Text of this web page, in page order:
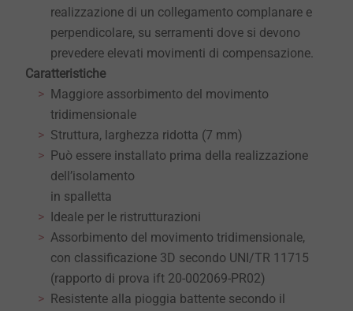
realizzazione di un collegamento complanare e
perpendicolare, su serramenti dove si devono
prevedere elevati movimenti di compensazione.
Caratteristiche
Maggiore assorbimento del movimento
tridimensionale
Struttura, larghezza ridotta (7 mm)
Può essere installato prima della realizzazione
dell’isolamento
in spalletta
Ideale per le ristrutturazioni
Assorbimento del movimento tridimensionale,
con classificazione 3D secondo UNI/TR 11715
(rapporto di prova ift 20-002069-PR02)
Resistente alla pioggia battente secondo il